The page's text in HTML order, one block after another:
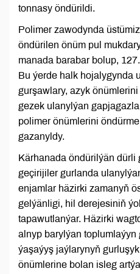
tonnasy öndürildi.
Polimer zawodynda
öndürilen önüm pul
manada barabar bolup,
Bu ýerde halk hojalygynda
gurşawlary, azyk
gezek ulanylýan
polimer önümlerini
gazanyldy.
Kärhanada öndürilýän dürli
geçirijiler gurlanda
enjamlar häzirki zamanyň
gelýänligi, hil derejesiniň
tapawutlanýar. Häzirki
alnyp barylýan toplumlaýyn
ýaşaýyş jaýlarynyň
önümlerine bolan isleg